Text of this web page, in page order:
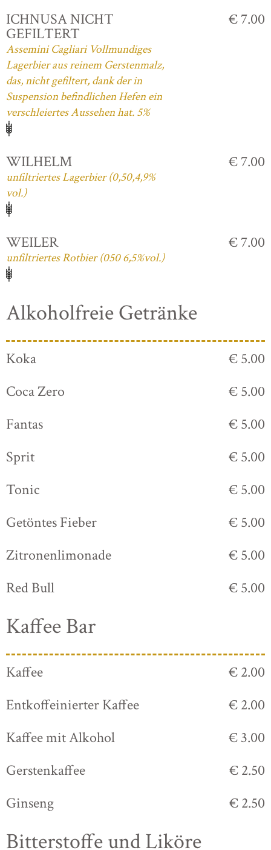
ICHNUSA NICHT
GEFILTERT
Assemini Cagliari Vollmundiges
Lagerbier aus reinem Gerstenmalz,
das, nicht gefiltert, dank der in
Suspension befindlichen Hefen ein
verschleiertes Aussehen hat. 5%
€ 7.00
WILHELM
unfiltriertes Lagerbier (0,50,4,9%
vol.)
€ 7.00
WEILER
unfiltriertes Rotbier (050 6,5%vol.)
€ 7.00
Alkoholfreie Getränke
Koka
€ 5.00
Coca Zero
€ 5.00
Fantas
€ 5.00
Sprit
€ 5.00
Tonic
€ 5.00
Getöntes Fieber
€ 5.00
Zitronenlimonade
€ 5.00
Red Bull
€ 5.00
Kaffee Bar
Kaffee
€ 2.00
Entkoffeinierter Kaffee
€ 2.00
Kaffee mit Alkohol
€ 3.00
Gerstenkaffee
€ 2.50
Ginseng
€ 2.50
Bitterstoffe und Liköre